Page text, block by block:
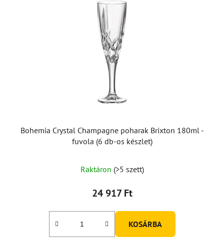
Bohemia Crystal Champagne poharak Brixton 180ml -
fuvola (6 db-os készlet)
Raktáron (>5 szett)
24 917 Ft
KOSÁRBA